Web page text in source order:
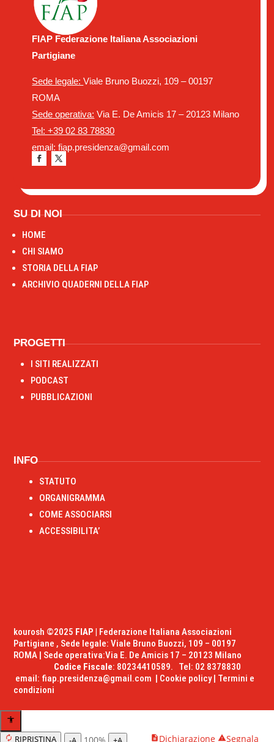
FIAP Federazione Italiana Associazioni
Partigiane
Sede legale:Viale Bruno Buozzi, 109 – 00197
ROMA
Sede operativa: Via E. De Amicis 17 – 20123 Milano
Tel: +39 02 83 78830
email: fiap.presidenza@gmail.com
SU DI NOI
HOME
CHI SIAMO
STORIA DELLA FIAP
ARCHIVIO QUADERNI DELLA FIAP
PROGETTI
I SITI REALIZZATI
PODCAST
PUBBLICAZIONI
INFO
STATUTO
ORGANIGRAMMA
COME ASSOCIARSI
ACCESSIBILITA’
kourosh ©2025 FIAP | Federazione Italiana Associazioni
Partigiane , Sede legale: Viale Bruno Buozzi, 109 – 00197
ROMA | Sede operativa:Via E. De Amicis 17 – 20123 Milano
Codice Fiscale: 80234410589. Tel: 02 8378830
email: fiap.presidenza@gmail.com | Cookie policy| Termini e
condizioni
RIPRISTINA 100% Dichiarazione Segnala